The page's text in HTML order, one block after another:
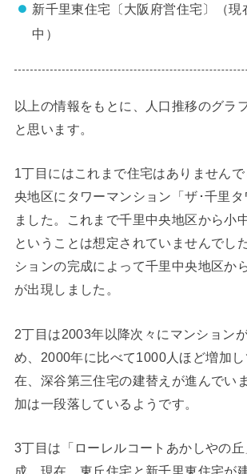
新千里東住宅〔大阪府営住宅〕（現
中）
以上の情報をもとに、人口推移のグラ
と思います。
1丁目にはこれまで住宅はありません
央地区にタワーマンション「ザ･千里
ました。これまで千里中央地区から小
ということは想定されていませんでし
ションの完成によって千里中央地区か
が出現しました。
2丁目は2003年以降次々にマンション
め、2000年に比べて1000人ほど増加
在、深谷第三住宅の建替えが進んでい
加は一段落しているようです。
3丁目は「ローレルコートあかしやの
成。現在、東丘住宅と新千里東住宅が